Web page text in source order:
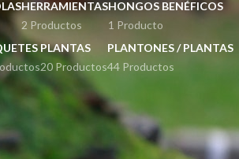
HERRAMIENTAS
2 Productos
HONGOS BENÉFICOS
1 Producto
PLANTAS
20 Productos
PLANTONES / PLANTAS
44 Productos
18